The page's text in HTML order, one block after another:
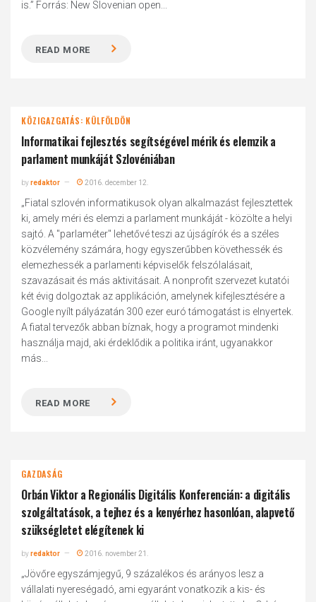
is.” Forrás: New Slovenian open...
READ MORE
KÖZIGAZGATÁS: KÜLFÖLDÖN
Informatikai fejlesztés segítségével mérik és elemzik a
parlament munkáját Szlovéniában
byredaktor 2016. december 12.
„Fiatal szlovén informatikusok olyan alkalmazást fejlesztettek
ki, amely méri és elemzi a parlament munkáját - közölte a helyi
sajtó. A "parlaméter" lehetővé teszi az újságírók és a széles
közvélemény számára, hogy egyszerűbben követhessék és
elemezhessék a parlamenti képviselők felszólalásait,
szavazásait és más aktivitásait. A nonprofit szervezet kutatói
két évig dolgoztak az applikáción, amelynek kifejlesztésére a
Google nyílt pályázatán 300 ezer euró támogatást is elnyertek.
A fiatal tervezők abban bíznak, hogy a programot mindenki
használja majd, aki érdeklődik a politika iránt, ugyanakkor
más...
READ MORE
GAZDASÁG
Orbán Viktor a Regionális Digitális Konferencián: a digitális
szolgáltatások, a tejhez és a kenyérhez hasonlóan, alapvető
szükségletet elégítenek ki
byredaktor 2016. november 21.
„Jövőre egyszámjegyű, 9 százalékos és arányos lesz a
vállalati nyereségadó, ami egyaránt vonatkozik a kis- és